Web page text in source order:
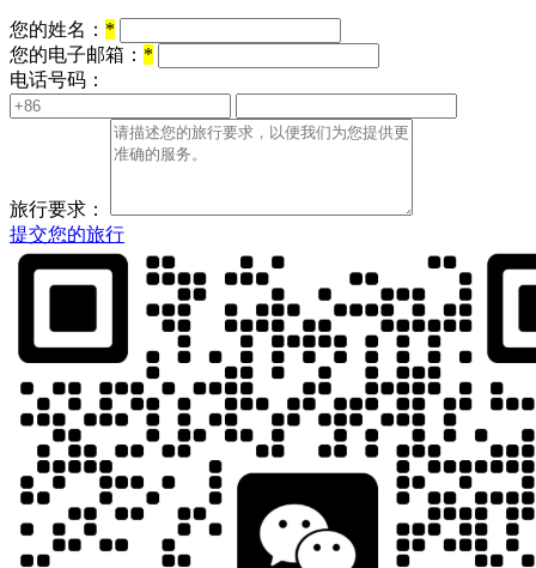
您的姓名： *
您的电子邮箱： *
电话号码：
旅行要求：
提交您的旅行